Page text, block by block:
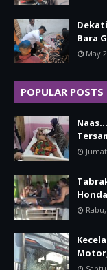
Bara
May
POPULAR POSTS